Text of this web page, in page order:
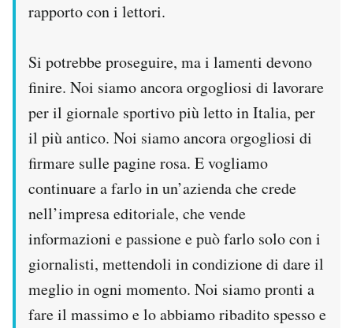
rapporto con i lettori.
Si potrebbe proseguire, ma i lamenti devono
finire. Noi siamo ancora orgogliosi di lavorare
per il giornale sportivo più letto in Italia, per
il più antico. Noi siamo ancora orgogliosi di
firmare sulle pagine rosa. E vogliamo
continuare a farlo in un’azienda che crede
nell’impresa editoriale, che vende
informazioni e passione e può farlo solo con i
giornalisti, mettendoli in condizione di dare il
meglio in ogni momento. Noi siamo pronti a
fare il massimo e lo abbiamo ribadito spesso e